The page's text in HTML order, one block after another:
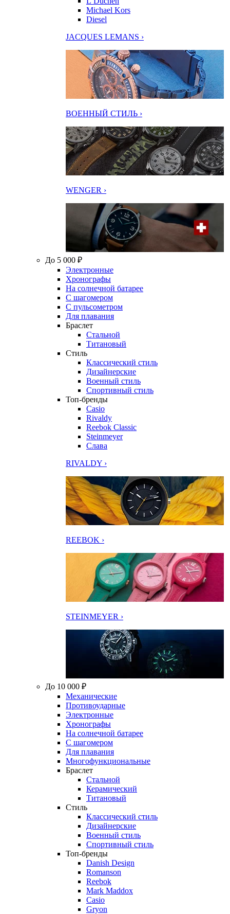
Michael Kors
Diesel
JACQUES LEMANS ›
ВОЕННЫЙ СТИЛЬ ›
WENGER ›
До 5 000 ₽
Электронные
Хронографы
На солнечной батарее
С шагомером
С пульсометром
Для плавания
Браслет
Стальной
Титановый
Стиль
Классический стиль
Дизайнерские
Военный стиль
Спортивный стиль
Топ-бренды
Casio
Rivaldy
Reebok Classic
Steinmeyer
Слава
RIVALDY ›
REEBOK ›
STEINMEYER ›
До 10 000 ₽
Механические
Противоударные
Электронные
Хронографы
На солнечной батарее
С шагомером
Для плавания
Многофункциональные
Браслет
Стальной
Керамический
Титановый
Стиль
Классический стиль
Дизайнерские
Военный стиль
Спортивный стиль
Топ-бренды
Danish Design
Romanson
Reebok
Mark Maddox
Casio
Gryon